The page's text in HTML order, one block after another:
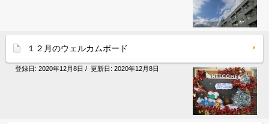
１２月のウェルカムボード
登録日: 2020年12月8日 / 更新日: 2020年12月8日